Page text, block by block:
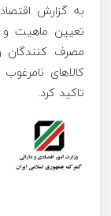
به گزارش
تعیین ماهیت و
مصرف کنندگان
کالا‌های
تاکید کرد.